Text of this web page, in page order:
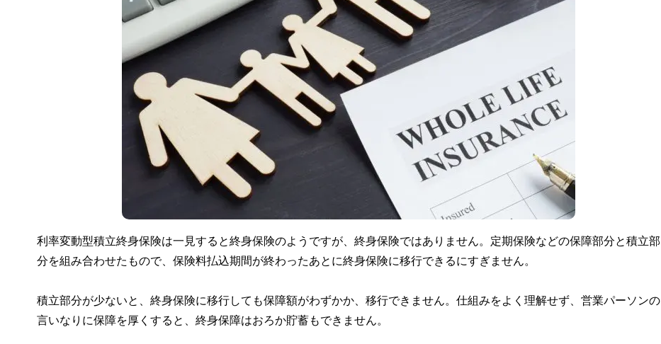
利率変動型積立終身保険は一見すると終身保険のようですが、終身保険ではありません。定期保険などの保障部分と積立部
分を組み合わせたもので、保険料払込期間が終わったあとに終身保険に移行できるにすぎません。
積立部分が少ないと、終身保険に移行しても保障額がわずかか、移行できません。仕組みをよく理解せず、営業パーソンの
言いなりに保障を厚くすると、終身保障はおろか貯蓄もできません。